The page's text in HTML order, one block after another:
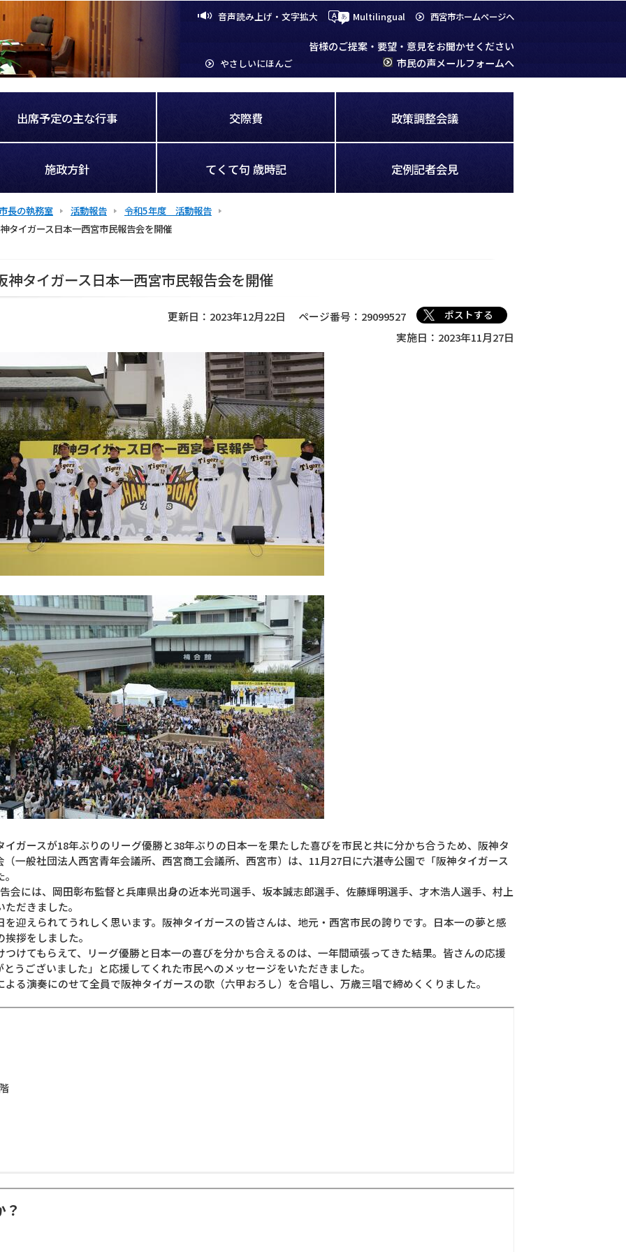
音声読み上げ・文字拡大 Multilingual 西宮市ホームページへ
やさしいにほんご
皆様のご提案・要望・意見をお聞かせください
市民の声メールフォームへ
出席予定の主な行事 交際費 政策調整会議
施政方針 てくて句 歳時記 定例記者会見
長の執務室 活動報告
令和5年度 活動報告
タイガース日本一西宮市民報告会を開催
タイガース日本一西宮市民報告会を開催
更新日：2023年12月22日 ページ番号：29099527 ポストする
実施日：2023年11月27日
ガースが18年ぶりのリーグ優勝と38年ぶりの日本一を果たした喜びを市民と共に分かち合うため、阪神タ
一般社団法人西宮青年会議所、西宮商工会議所、西宮市）は、11月27日に六湛寺公園で「阪神タイガース
には、岡田彰布監督と兵庫県出身の近本光司選手、坂本誠志郎選手、佐藤輝明選手、才木浩人選手、村上
だきました。
迎えられてうれしく思います。阪神タイガースの皆さんは、地元・西宮市民の誇りです。日本一の夢と感
拶をしました。
けてもらえて、リーグ優勝と日本一の喜びを分かち合えるのは、一年間頑張ってきた結果。皆さんの応援
うございました」と応援してくれた市民へのメッセージをいただきました。
演奏にのせて全員で阪神タイガースの歌（六甲おろし）を合唱し、万歳三唱で締めくくりました。